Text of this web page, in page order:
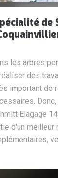
de
les arbres
des
important de
Donc,
Elagage
d'un meilleur